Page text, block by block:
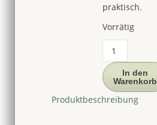
praktisch.
Vorrätig
Mini-
Holzschaufel
für
Gewürze,
La
In den
Warenkorb
Produktbeschreibung